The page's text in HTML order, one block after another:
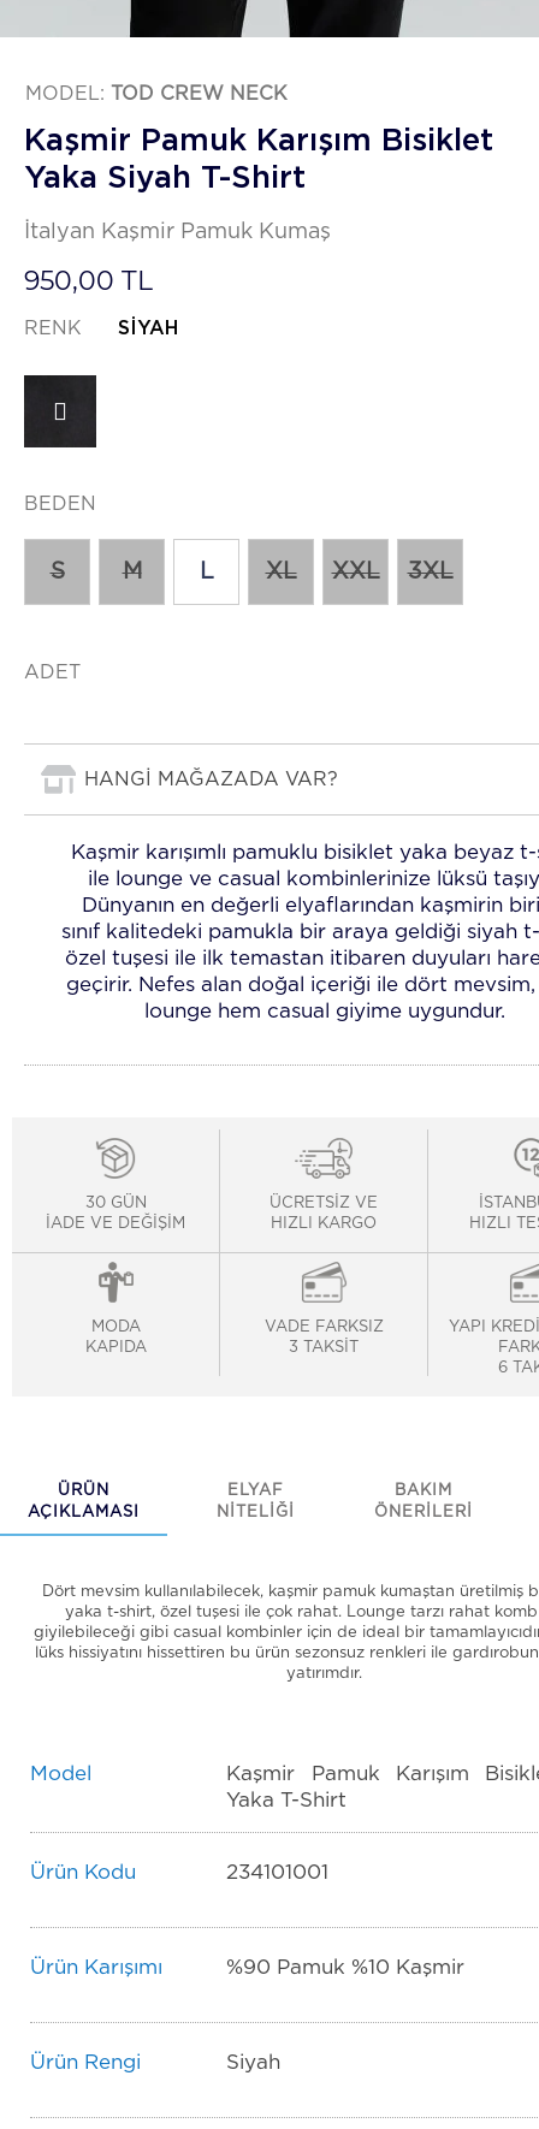
MODEL: TOD CREW NECK
Kaşmir Pamuk Karışım Bisiklet
Yaka Siyah T-Shirt
İtalyan Kaşmir Pamuk Kumaş
950,00 TL
RENK SIYAH
BEDEN
S M L XL XXL 3XL
ADET
HANGİ MAĞAZADA VAR?
Kaşmir karışımlı pamuklu bisiklet yaka beyaz
ile lounge ve casual kombinlerinize lüksü
Dünyanın en değerli elyaflarından kaşmirin
sınıf kalitedeki pamukla bir araya geldiği siyah
özel tuşesi ile ilk temastan itibaren duyuları
geçirir. Nefes alan doğal içeriği ile dört mevsim,
lounge hem casual giyime uygundur.
30 GÜN
İADE VE DEĞİŞİM
ÜCRETSİZ VE
HIZLI KARGO
HIZLI
MODA
KAPIDA
VADE FARKSIZ
3 TAKSİT
YAPI
6
ÜRÜN
AÇIKLAMASI
ELYAF
NİTELİĞİ
BAKIM
ÖNERİLERİ
Dört mevsim kullanılabilecek, kaşmir pamuk kumaştan üretilmiş
yaka t-shirt, özel tuşesi ile çok rahat. Lounge tarzı rahat
giyilebileceği gibi casual kombinler için de ideal bir
lüks hissiyatını hissettiren bu ürün sezonsuz renkleri ile
yatırımdır.
Model
Kaşmir Pamuk Karışım
Yaka T-Shirt
Ürün Kodu 234101001
Ürün Karışımı %90 Pamuk %10 Kaşmir
Ürün Rengi Siyah